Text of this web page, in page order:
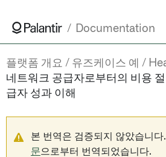
Documentation
플랫폼 개요 유즈케이스 예
네트워크 공급자로부터의 비용
급자 성과 이해
본 번역은 검증되지 않았습니다.
문으로부터 번역되었습니다.